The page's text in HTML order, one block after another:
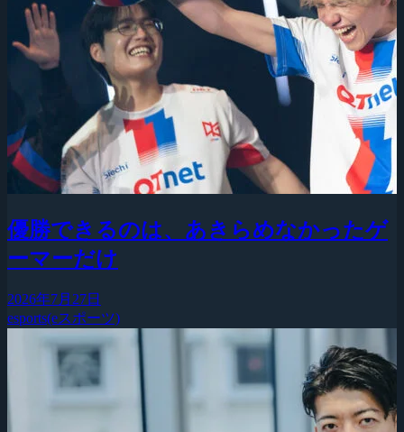
優勝できるのは、あきらめなかったゲ
ーマーだけ
2026年7月27日
esports(eスポーツ)